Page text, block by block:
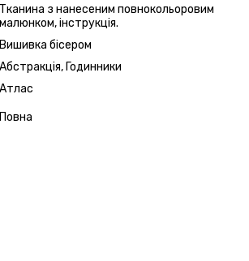
Тканина з нанесеним повнокольоровим
малюнком, інструкція.
Вишивка бісером
Абстракція, Годинники
Атлас
Повна